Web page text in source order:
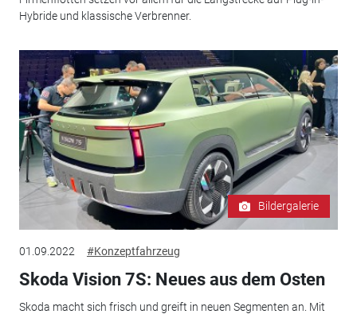
Hybride und klassische Verbrenner.
Bildergalerie
01.09.2022 #Konzeptfahrzeug
Skoda Vision 7S: Neues aus dem Osten
Skoda macht sich frisch und greift in neuen Segmenten an. Mit